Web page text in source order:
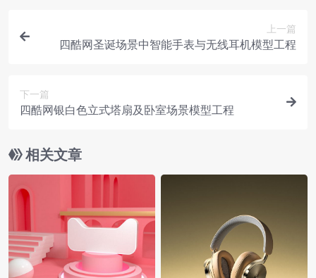
上一篇
四酷网圣诞场景中智能手表与无线耳机模型工程
下一篇
四酷网银白色立式塔扇及卧室场景模型工程
相关文章